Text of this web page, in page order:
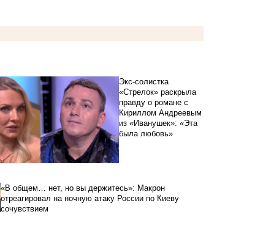
Экс-солистка
«Стрелок» раскрыла
правду о романе с
Кириллом Андреевым
из «Иванушек»: «Эта
была любовь»
«В общем… нет, но вы держитесь»: Макрон
отреагировал на ночную атаку России по Киеву
сочувствием